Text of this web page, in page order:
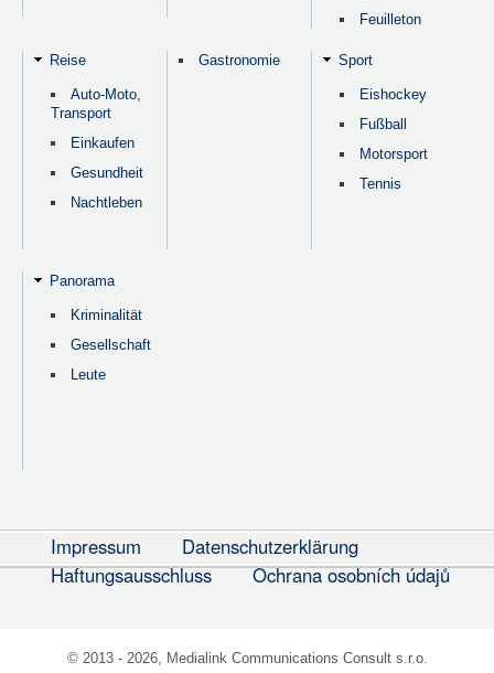
Feuilleton
Reise
Auto-Moto,
Transport
Einkaufen
Gesundheit
Nachtleben
Gastronomie Sport
Eishockey
Fußball
Motorsport
Tennis
Panorama
Kriminalität
Gesellschaft
Leute
Impressum
Datenschutzerklärung
Haftungsausschluss
Ochrana osobních údajů
© 2013 - 2026, Medialink Communications Consult s.r.o.